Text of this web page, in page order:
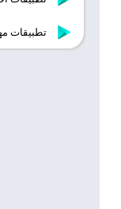
تطبيقات